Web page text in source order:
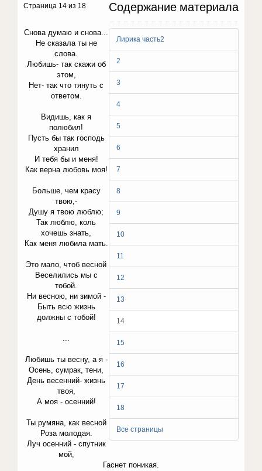
Содержание материала
Лирика часть2
2
3
4
5
6
7
8
9
10
11
12
13
14
15
16
17
18
Все страницы
Страница 14 из 18
Снова думаю и снова...
Не сказала ты не
слова.
Любишь- так скажи об
этом,
Нет- так что тянуть с
ответом.
Видишь, как я
полюбил!
Пусть бы так господь
хранил
И тебя бы и меня!
Как верна любовь моя!
Больше, чем красу
твою,-
Душу я твою люблю;
Так люблю, коль
хочешь знать,
Как меня любила мать.
Это мало, чтоб весной
Веселились мы с
тобой.
Ни весною, ни зимой -
Быть всю жизнь
должны с тобой!
...
Любишь ты весну, а я -
Осень, сумрак, тени,
День весенний- жизнь
твоя,
А моя - осенний!
Ты румяна, как весной
Роза молодая.
Луч осенний - спутник
мой,
Гаснет поникая.